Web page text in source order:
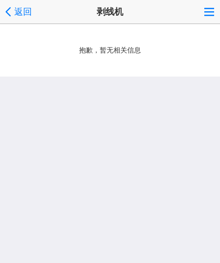
返回 剥线机
抱歉，暂无相关信息